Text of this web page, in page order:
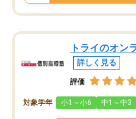
トライのオン
詳しく見る
評価
対象学年 小1～小6 中1～中3